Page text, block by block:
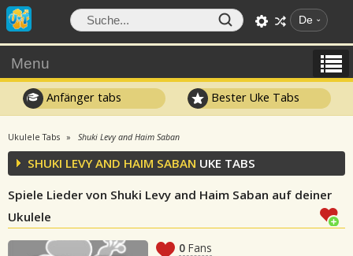
De
Menu
Anfänger tabs Bester Uke Tabs
Ukulele Tabs Shuki Levy and Haim Saban
SHUKI LEVY AND HAIM SABAN UKE TABS
Spiele Lieder von Shuki Levy and Haim Saban auf deiner
Ukulele
0 Fans